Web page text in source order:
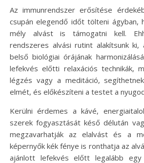
Az immunrendszer erősítése
csupán elegendő időt tölteni ágyban,
mély alvást is támogatni kell.
rendszeres alvási rutint alakítsunk
belső biológiai órájának
lefekvés előtti relaxációs technikák,
légzés vagy a meditáció,
elmét, és előkészíteni a testet a
Kerülni érdemes a kávé,
szerek fogyasztását késő délután
megzavarhatják az elalvást és a
képernyők kék fénye is ronthatja az
ajánlott lefekvés előtt legalább